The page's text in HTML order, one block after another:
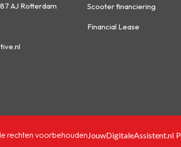
AJ Rotterdam Scooter financiering
Financial Lease
rechten voorbehouden JouwDigitaleAssistent.nl